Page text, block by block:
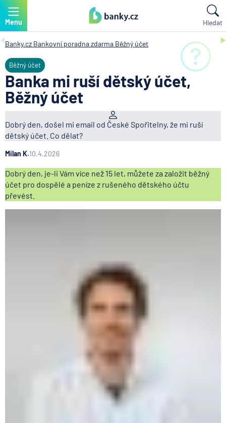
Menu Hledat
Banky.cz Bankovní poradna zdarma Běžný účet
Běžný účet
Banka mi ruší dětský účet,
Běžný účet
Dobrý den, došel mi email od České Spořitelny, že mi ruší
dětský účet. Co dělat?
Milan K.10.4.2026
Dobrý den, je-li Vám více než 15 let, můžete za založit běžný
účet pro dospělé a peníze z rušeného dětského účtu
převést.